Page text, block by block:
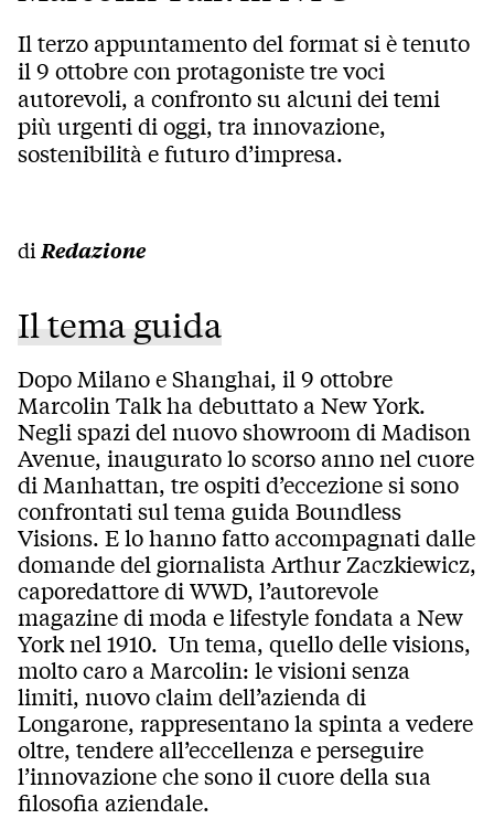
Il terzo appuntamento del format si è tenuto
il 9 ottobre con protagoniste tre voci
autorevoli, a confronto su alcuni dei temi
più urgenti di oggi, tra innovazione,
sostenibilità e futuro d’impresa.
di Redazione
Il tema guida
Dopo Milano e Shanghai, il 9 ottobre
Marcolin Talk ha debuttato a New York.
Negli spazi del nuovo showroom di Madison
Avenue, inaugurato lo scorso anno nel cuore
di Manhattan, tre ospiti d’eccezione si sono
confrontati sul tema guida Boundless
Visions. E lo hanno fatto accompagnati dalle
domande del giornalista Arthur Zaczkiewicz,
caporedattore di WWD, l’autorevole
magazine di moda e lifestyle fondata a New
York nel 1910. Un tema, quello delle visions,
molto caro a Marcolin: le visioni senza
limiti, nuovo claim dell’azienda di
Longarone, rappresentano la spinta a vedere
oltre, tendere all’eccellenza e perseguire
l’innovazione che sono il cuore della sua
filosofia aziendale.